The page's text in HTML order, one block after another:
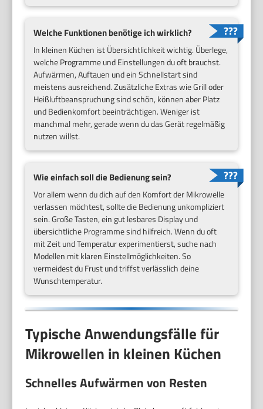
Welche Funktionen benötige ich wirklich?
In kleinen Küchen ist Übersichtlichkeit wichtig. Überlege,
welche Programme und Einstellungen du oft brauchst.
Aufwärmen, Auftauen und ein Schnellstart sind
meistens ausreichend. Zusätzliche Extras wie Grill oder
Heißluftbeanspruchung sind schön, können aber Platz
und Bedienkomfort beeinträchtigen. Weniger ist
manchmal mehr, gerade wenn du das Gerät regelmäßig
nutzen willst.
Wie einfach soll die Bedienung sein?
Vor allem wenn du dich auf den Komfort der Mikrowelle
verlassen möchtest, sollte die Bedienung unkompliziert
sein. Große Tasten, ein gut lesbares Display und
übersichtliche Programme sind hilfreich. Wenn du oft
mit Zeit und Temperatur experimentierst, suche nach
Modellen mit klaren Einstellmöglichkeiten. So
vermeidest du Frust und triffst verlässlich deine
Wunschtemperatur.
Typische Anwendungsfälle für
Mikrowellen in kleinen Küchen
Schnelles Aufwärmen von Resten